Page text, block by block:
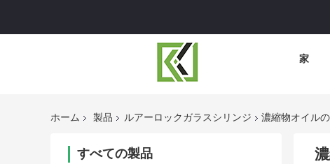
家
ホーム 製品 ルアーロックガラスシリンジ 濃縮物オイル
すべての製品